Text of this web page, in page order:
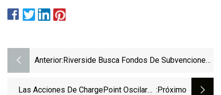
Anterior: Riverside Busca Fondos De Subvenciones
Vehículos Eléctricos
Las Acciones De ChargePoint Oscilaron :próximo